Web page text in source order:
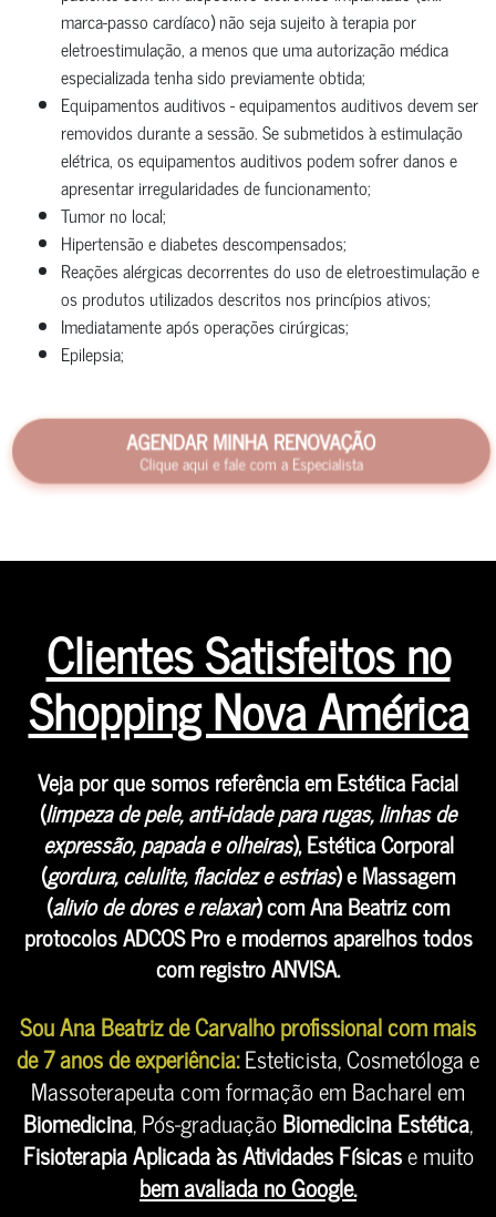
marca-passo cardíaco) não seja sujeito à terapia por
eletroestimulação, a menos que uma autorização médica
especializada tenha sido previamente obtida;
Equipamentos auditivos - equipamentos auditivos devem ser
removidos durante a sessão. Se submetidos à estimulação
elétrica, os equipamentos auditivos podem sofrer danos e
apresentar irregularidades de funcionamento;
Tumor no local;
Hipertensão e diabetes descompensados;
Reações alérgicas decorrentes do uso de eletroestimulação e
os produtos utilizados descritos nos princípios ativos;
Imediatamente após operações cirúrgicas;
Epilepsia;
AGENDAR MINHA RENOVAÇÃO
Clique aqui e fale com a Especialista
Clientes Satisfeitos no
Shopping Nova América
Veja por que somos referência em Estética Facial
(limpeza de pele, anti-idade para rugas, linhas de
expressão, papada e olheiras), Estética Corporal
(gordura, celulite, flacidez e estrias) e Massagem
(alivio de dores e relaxar) com Ana Beatriz com
protocolos ADCOS Pro e modernos aparelhos todos
com registro ANVISA.
Sou Ana Beatriz de Carvalho profissional com mais
de 7 anos de experiência:Esteticista, Cosmetóloga e
Massoterapeuta com formação em Bacharel em
Biomedicina, Pós-graduaçãoBiomedicina Estética,
Fisioterapia Aplicada às Atividades Físicase muito
bem avaliada no Google.